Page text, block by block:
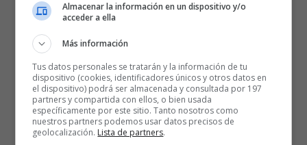
Almacenar la información en un dispositivo y/o
acceder a ella
Más información
Tus datos personales se tratarán y la información de tu
dispositivo (cookies, identificadores únicos y otros datos en
el dispositivo) podrá ser almacenada y consultada por 197
partners y compartida con ellos, o bien usada
específicamente por este sitio. Tanto nosotros como
nuestros partners podemos usar datos precisos de
geolocalización. Lista de partners.